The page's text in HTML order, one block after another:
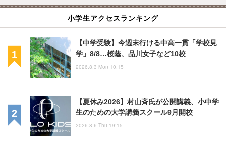
小学生アクセスランキング
【中学受験】今週末行ける中高一貫「学校見
学」8/8…桜蔭、品川女子など10校
2026.8.3 Mon 10:15
【夏休み2026】村山斉氏が公開講義、小中学
生のための大学講義スクール9月開校
2026.8.6 Thu 19:15